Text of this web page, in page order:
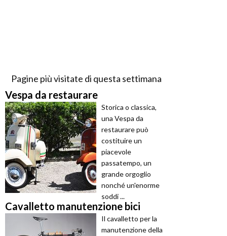
Pagine più visitate di questa settimana
Vespa da restaurare
Storica o classica,
una Vespa da
restaurare può
costituire un
piacevole
passatempo, un
grande orgoglio
nonché un'enorme
soddi ...
Cavalletto manutenzione bici
Il cavalletto per la
manutenzione della